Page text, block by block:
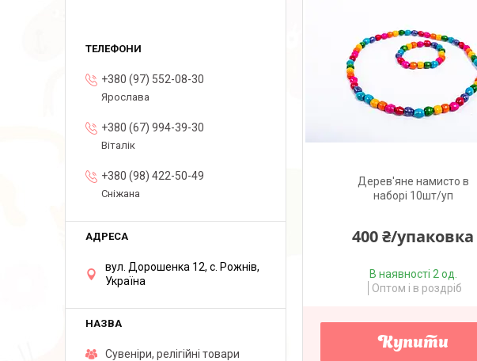
Дерев'яне намисто в
наборі 10шт/уп
400 ₴/упаковка
В наявності 2 од.
Оптом і в роздріб
Купити
+380 (97) 552-08-30
Ярослава
+380 (67) 994-39-30
Віталік
+380 (98) 422-50-49
Сніжана
вул. Дорошенка 12, с. Рожнів,
Україна
Сувеніри, релігійні товари